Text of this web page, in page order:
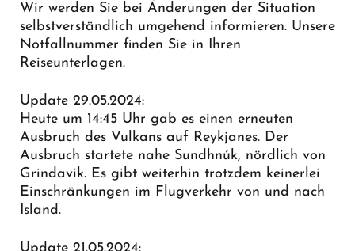
Wir werden Sie bei Änderungen der Situation
selbstverständlich umgehend informieren. Unsere
Notfallnummer finden Sie in Ihren
Reiseunterlagen.
Update 29.05.2024:
Heute um 14:45 Uhr gab es einen erneuten
Ausbruch des Vulkans auf Reykjanes. Der
Ausbruch startete nahe Sundhnúk, nördlich von
Grindavik. Es gibt weiterhin trotzdem keinerlei
Einschränkungen im Flugverkehr von und nach
Island.